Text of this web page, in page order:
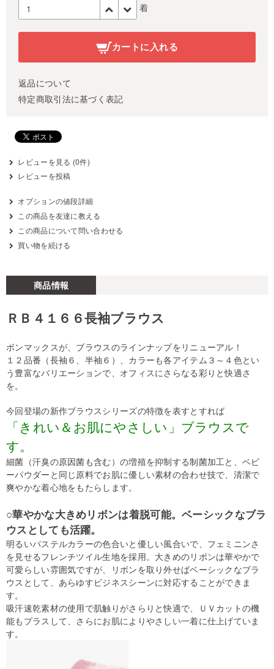
着
カートに入れる
返品について
特定商取引法に基づく表記
レビューを見る (0件)
レビューを投稿
オプションの値段詳細
この商品を友達に教える
この商品について問い合わせる
買い物を続ける
商品情報
ＲＢ４１６６長袖ブラウス
ボンマックスが、ブラウスのラインナップをリニューアル！
１２品番（長袖６、半袖６）、カラーも各アイテム３～４色とい
う豊富なバリエーションで、オフィスにさらなる彩りと快適さ
を。
今回登場の新作ブラウスシリーズの特徴を表すとすれば
「きれい＆お肌にやさしい」ブラウスで
す。
細菌（汗臭の原因菌も含む）の増殖を抑制する制菌加工と、ベビ
ーパウダーと同じ原料でお肌に優しい素材の合わせ技で、清潔で
爽やかな着心地をもたらします。
○華やかな大きめリボンは着脱可能。ベーシックなブラ
ウスとしても活躍。
明るいパステルカラーの色合いと優しい風合いで、フェミニンさ
を見せるフレンチツイル生地を採用。大きめのリボンは華やかで
可愛らしい雰囲気ですが、リボンを取り外せばベーシックなブラ
ウスとして、あらゆすビジネスシーンに対応することができま
す。
吸汗速乾素材の使用で肌触りがさらりと快適で、ＵＶカットの機
能もプラスして、さらにお肌によりやさしい一着に仕上げていま
す。